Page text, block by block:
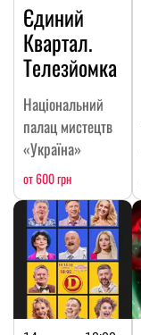
Єдиний
Квартал.
Телезйомка
Національний
палац мистецтв
«Україна»
от 600 грн